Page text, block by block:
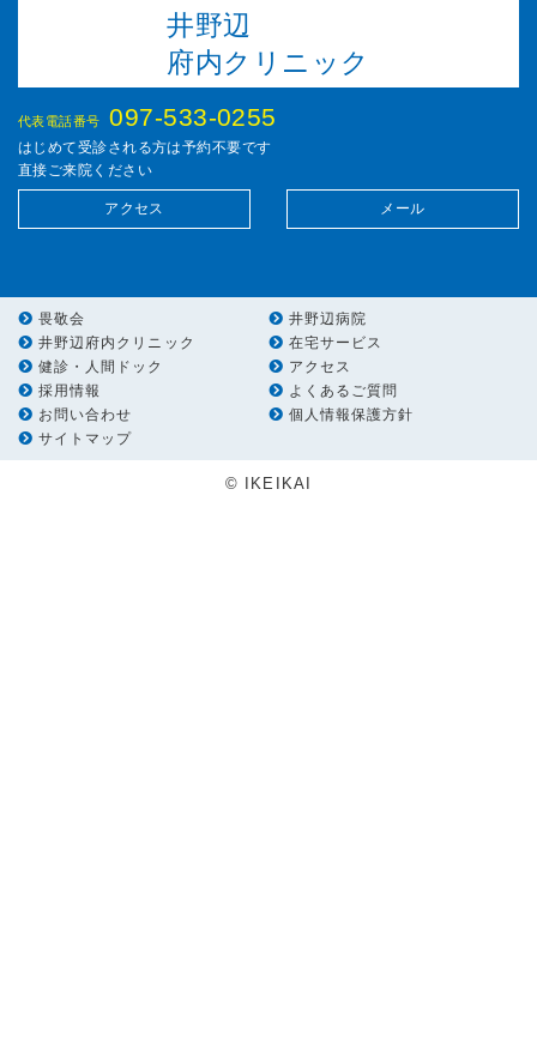
井野辺
府内クリニック
代表電話番号 097-533-0255
はじめて受診される方は予約不要です
直接ご来院ください
アクセス メール
畏敬会
井野辺病院
井野辺府内クリニック
在宅サービス
健診・人間ドック
アクセス
採用情報
よくあるご質問
お問い合わせ
個人情報保護方針
サイトマップ
© IKEIKAI